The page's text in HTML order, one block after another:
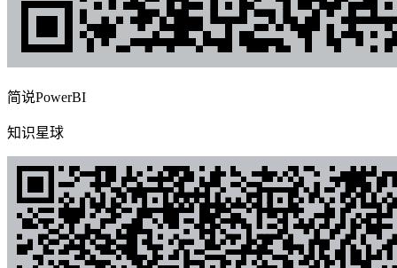
简说PowerBI
知识星球